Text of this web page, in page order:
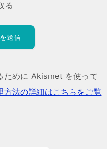
る
ために Akismet を使って
方法の詳細はこちらをご覧